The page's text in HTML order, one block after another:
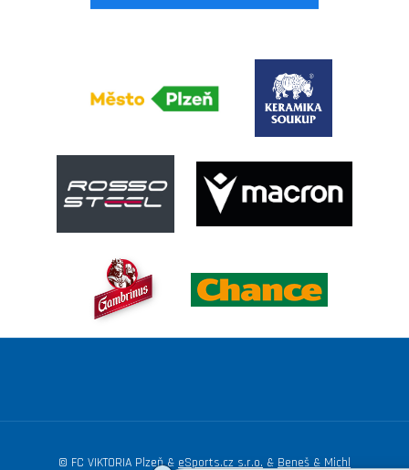
© FC VIKTORIA Plzeň & eSports.cz s.r.o. & Beneš & Michl